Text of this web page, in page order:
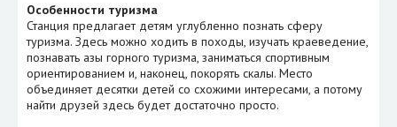
Особенности туризма
Станция предлагает детям углубленно познать сферу
туризма. Здесь можно ходить в походы, изучать краеведение,
познавать азы горного туризма, заниматься спортивным
ориентированием и, наконец, покорять скалы. Место
объединяет десятки детей со схожими интересами, а потому
найти друзей здесь будет достаточно просто.